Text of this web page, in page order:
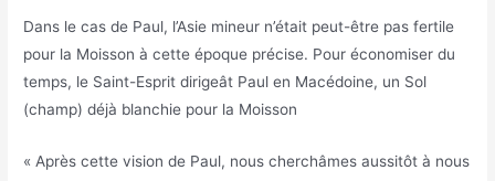
Dans le cas de Paul, l’Asie mineur n’était peut-être pas fertile
pour la Moisson à cette époque précise. Pour économiser du
temps, le Saint-Esprit dirigeât Paul en Macédoine, un Sol
(champ) déjà blanchie pour la Moisson
« Après cette vision de Paul, nous cherchâmes aussitôt à nous